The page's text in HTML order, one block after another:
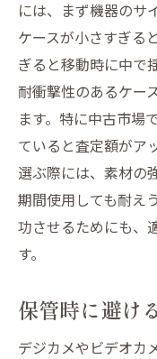
には、まず機器のサ
ケースが小さすぎる
ぎると移動時に中で
耐衝撃性のあるケー
ます。特に中古市場
ていると査定額がア
選ぶ際には、素材の
期間使用しても耐え
功させるためにも、
す。
保管時に避け
デジカメやビデオカ